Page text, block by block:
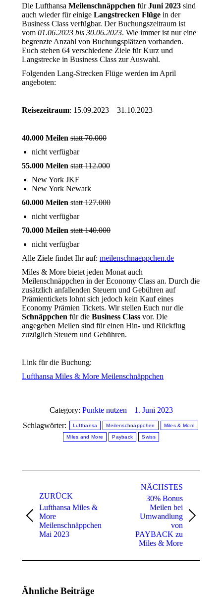
Die Lufthansa Meilenschnäppchen fürJuni 2023 sind
auch wieder für einige Langstrecken Flüge in der
Business Class verfügbar. Der Buchungszeitraum ist
vom 01.06.2023 bis 30.06.2023. Wie immer ist nur eine
begrenzte Anzahl von Buchungsplätzen vorhanden.
Euch stehen 64 verschiedene Ziele für Kurz und
Langstrecke in Business Class zur Auswahl.
Folgenden Lang-Strecken Flüge werden im April
angeboten:
Reisezeitraum: 15.09.2023 – 31.10.2023
40.000 Meilen statt 70.000
nicht verfügbar
55.000 Meilen statt 112.000
New York JKF
New York Newark
60.000 Meilen statt 127.000
nicht verfügbar
70.000 Meilen statt 140.000
nicht verfügbar
Alle Ziele findet Ihr auf: meilenschnaeppchen.de
Miles & More bietet jeden Monat auch
Meilenschnäppchen in der Economy Class an. Durch die
zusätzlich anfallenden Steuern und Gebühren auf
Prämientickets lohnt sich jedoch kein Kauf eines
Economy Prämien Tickets. Wir stellen Euch nur die
Schnäppchen für die Business Class vor. Die
angegeben Meilen sind für einen Hin- und Rückflug
zuzüglich Steuern und Gebühren.
Link für die Buchung:
Lufthansa Miles & More Meilenschnäppchen
Category: Punkte nutzen
1. Juni 2023
Schlagwörter:
Lufthansa Meilenschnäppchen Miles & More
Miles and More Payback Swiss
ZURÜCK
Vorheriger
Beitrag:
Lufthansa Miles &
More
Meilenschnäppchen
Mai 2023
NÄCHSTES
Nächster
30% Bonus
Meilen bei
Umwandlung
von
PAYBACK zu
Miles & More
Ähnliche Beiträge